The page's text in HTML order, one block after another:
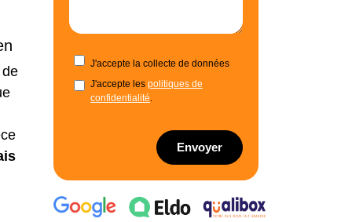
J'accepte la collecte de données
J'accepte les politiques de
confidentialité.
Envoyer